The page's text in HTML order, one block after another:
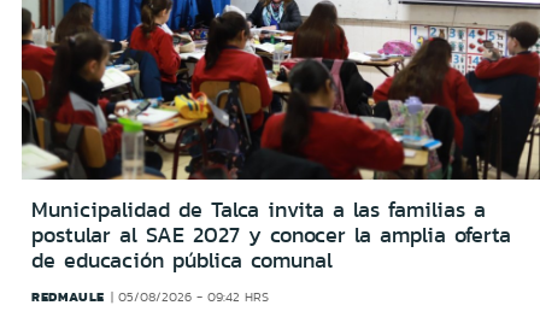
Municipalidad de Talca invita a las familias a
postular al SAE 2027 y conocer la amplia oferta
de educación pública comunal
REDMAULE 05/08/2026 - 09:42 HRS